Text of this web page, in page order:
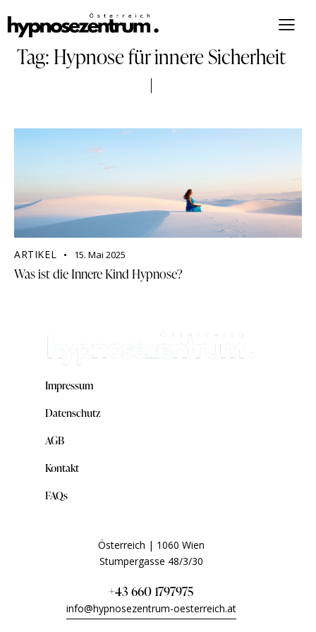
Tag: Hypnose für innere Sicherheit
ARTIKEL 15. Mai 2025
Was ist die Innere Kind Hypnose?
Impressum
Datenschutz
AGB
Kontakt
FAQs
Österreich | 1060 Wien
Stumpergasse 48/3/30
+43 660 1797975
info@hypnosezentrum-oesterreich.at